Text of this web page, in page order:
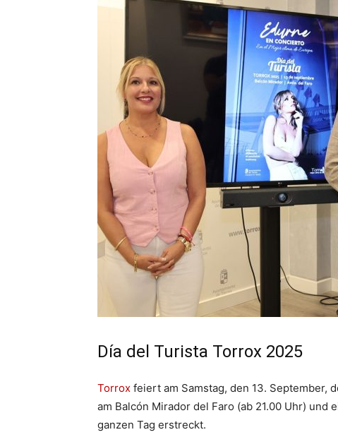
Día del Turista Torrox 2025
Torrox feiert am Samstag, den 13. September,
am Balcón Mirador del Faro (ab 21.00 Uhr) und
ganzen Tag erstreckt.